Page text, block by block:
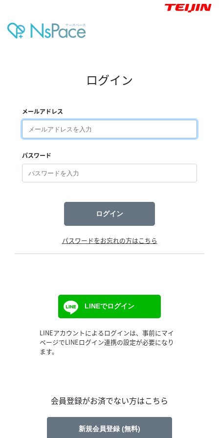
ログイン
メールアドレス
パスワード
ログイン
パスワードをお忘れの方はこちら
LINEでログイン
LINEアカウントによるログインは、事前にマイ
ページでLINEログイン連携の設定が必要になり
ます。
会員登録がお済でない方はこちら
新規会員登録 (無料)